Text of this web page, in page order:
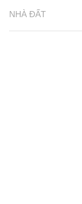
NHÀ ĐẤT